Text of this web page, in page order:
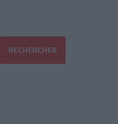
RECHERCHER